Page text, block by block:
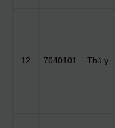
12 7640101 Thú y